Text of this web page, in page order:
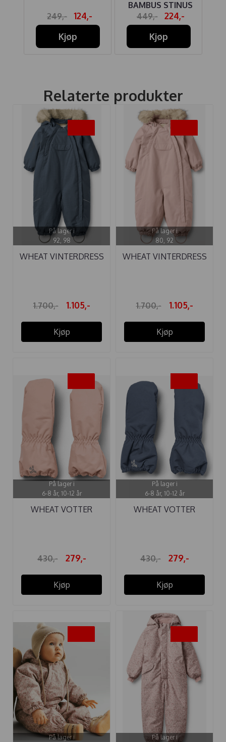
249,-
124,-
Kjøp
BAMBUS STINUS
OLD ROSIE
449,-
224,-
Kjøp
Relaterte produkter
På lager i
92, 98
WHEAT VINTERDRESS
1.700,- 1.105,-
Kjøp
På lager i
80, 92
WHEAT VINTERDRESS
1.700,- 1.105,-
Kjøp
På lager i
6-8 år, 10-12 år
WHEAT VOTTER
430,- 279,-
Kjøp
På lager i
6-8 år, 10-12 år
WHEAT VOTTER
430,- 279,-
Kjøp
På lager i
På lager i